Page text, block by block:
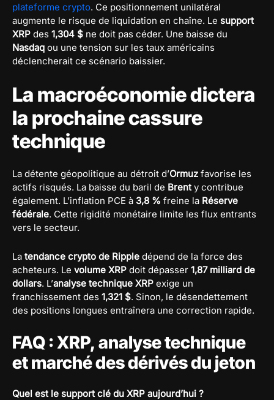
plateforme crypto. Ce positionnement unilatéral
augmente le risque de liquidation en chaîne. Le support
XRP des 1,304 $ ne doit pas céder. Une baisse du
Nasdaq ou une tension sur les taux américains
déclencherait ce scénario baissier.
La macroéconomie dictera
la prochaine cassure
technique
La détente géopolitique au détroit d’Ormuz favorise les
actifs risqués. La baisse du baril de Brenty contribue
également. L’inflation PCE à 3,8 % freine la Réserve
fédérale. Cette rigidité monétaire limite les flux entrants
vers le secteur.
La tendance crypto de Ripple dépend de la force des
acheteurs. Le volume XRP doit dépasser 1,87 milliard de
dollars. L’analyse technique XRP exige un
franchissement des 1,321 $. Sinon, le désendettement
des positions longues entraînera une correction rapide.
FAQ : XRP, analyse technique
et marché des dérivés du jeton
Quel est le support clé du XRP aujourd’hui ?